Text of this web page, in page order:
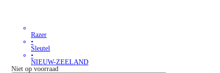
Razer
•
Sleutel
•
NIEUW-ZEELAND
Niet op voorraad